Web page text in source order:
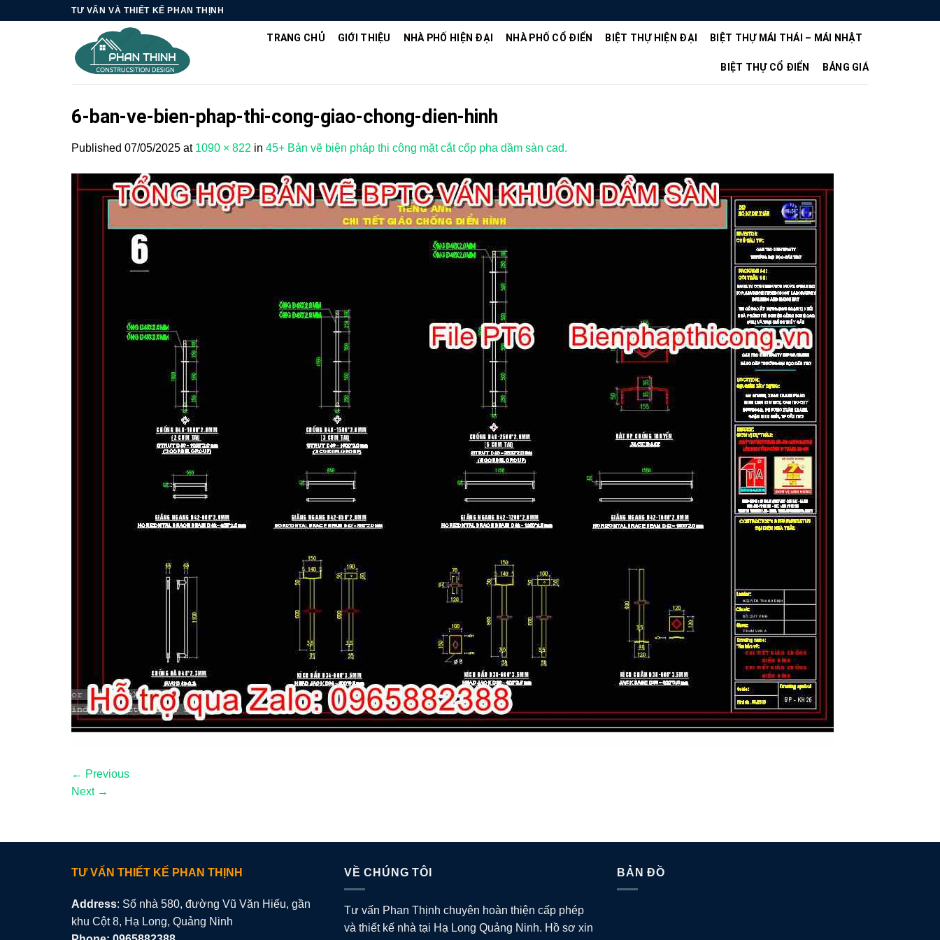
TƯ VẤN VÀ THIẾT KẾ PHAN THỊNH
TRANG CHỦ GIỚI THIỆU NHÀ PHỐ HIỆN ĐẠI NHÀ PHỐ CỔ ĐIỂN BIỆT THỰ HIỆN ĐẠI BIỆT THỰ MÁI THÁI – MÁI NHẬT
BIỆT THỰ CỔ ĐIỂN BẢNG GIÁ
6-ban-ve-bien-phap-thi-cong-giao-chong-dien-hinh
Published 07/05/2025 at 1090 × 822 in 45+ Bản vẽ biện pháp thi công mặt cắt cốp pha dầm sàn cad.
← Previous
Next →
TƯ VẤN THIẾT KẾ PHAN THỊNH
Address: Số nhà 580, đường Vũ Văn Hiếu, gần
khu Cột 8, Hạ Long, Quảng Ninh
VỀ CHÚNG TÔI
Tư vấn Phan Thịnh chuyên hoàn thiện cấp phép
và thiết kế nhà tại Hạ Long Quảng Ninh. Hồ sơ xin
BẢN ĐỒ